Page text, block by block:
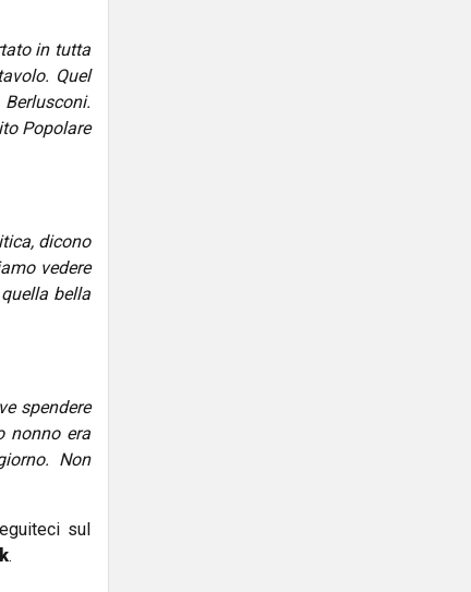
in tutta
Quel
Popolare
dicono
vedere
bella
spendere
nonno era
Non
sul
.